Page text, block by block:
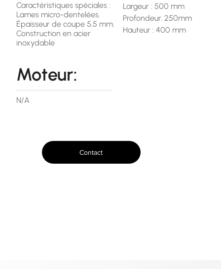
Contact
Caractéristiques spéciales :
Lames micro-dentelées.
Épaisseur de coupe 5,5 mm.
Construction en acier
inoxydable
Moteur:
N/A
Largeur : 500 mm
Profondeur. 250mm
Hauteur : 400 mm